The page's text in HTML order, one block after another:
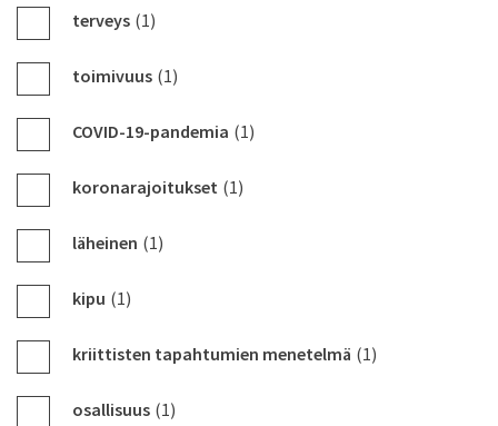
terveys (1)
toimivuus (1)
COVID-19-pandemia (1)
koronarajoitukset (1)
läheinen (1)
kipu (1)
kriittisten tapahtumien menetelmä (1)
osallisuus (1)